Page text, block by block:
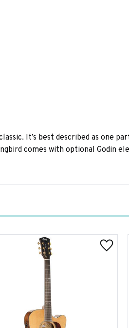
It’s best described as one
comes with optional Godin